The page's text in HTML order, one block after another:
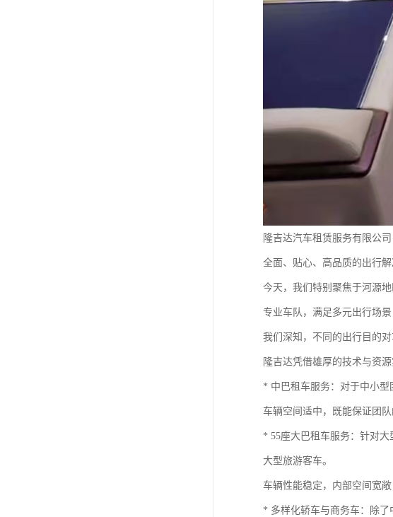
隆吉达汽车租赁服务有限公
全面、贴心、高品质的出行解
今天，我们特别聚焦于河源
专业车队，满足多元出行场景
我们深知，不同的出行目的对
隆吉达凭借雄厚的技术与资
* 中巴租车服务：对于中小型
车辆空间适中，既能保证团
* 55座大巴租车服务：针对
大型旅游客车。
车辆性能稳定，内部空间宽
* 多样化轿车与商务车：除